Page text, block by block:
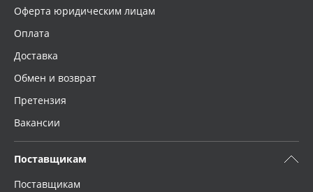
Оферта юридическим лицам
Оплата
Доставка
Обмен и возврат
Претензия
Вакансии
Поставщикам
Поставщикам